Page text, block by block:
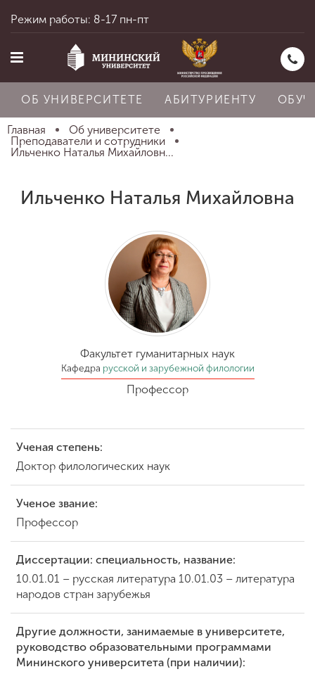
Абитуриенту
Обучение
Наука
деятельность
Студенческая жизнь
Сведения об
образовательной
Режим работы: 8-17 пн-пт
ОБ УНИВЕРСИТЕТЕ АБИТУРИЕНТУ
Главная
Об университете
Преподаватели и сотрудники
Ильченко Наталья Михайловн...
Ильченко Наталья Михайловна
Факультет гуманитарных наук
Кафедра русской и зарубежной филологии
Профессор
Ученая степень:
Доктор филологических наук
Ученое звание:
Профессор
Диссертации: специальность, название:
10.01.01 – русская литература 10.01.03 – литература
народов стран зарубежья
Другие должности, занимаемые в университете,
руководство образовательными программами
Мининского университета (при наличии):